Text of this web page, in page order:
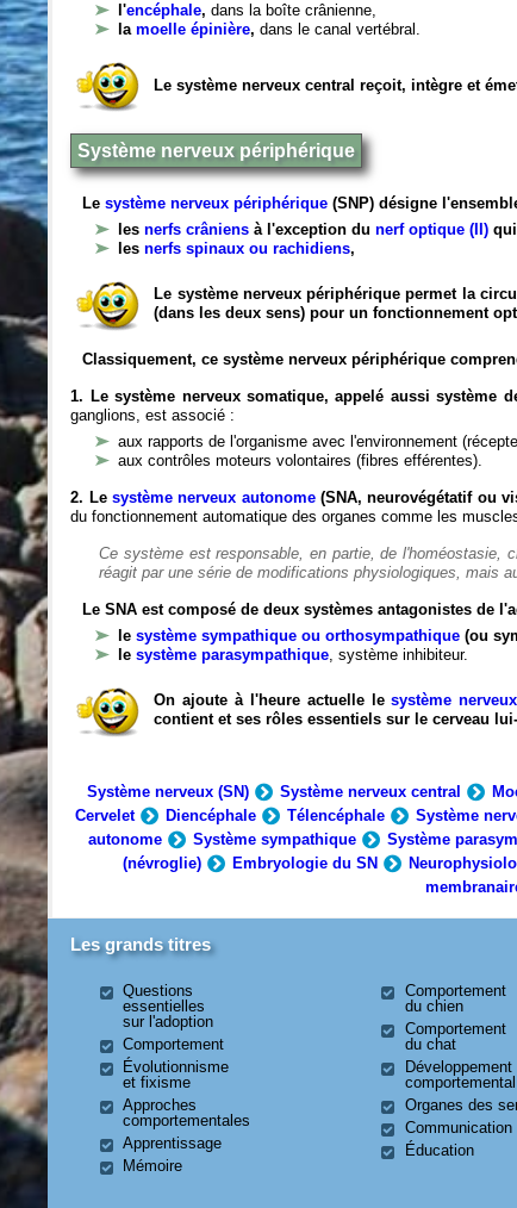
l'encéphale,dans la boîte crânienne,
lamoelle épinière,dans le canal vertébral.
Le système nerveux central reçoit, intègre et
Système nerveux périphérique
Lesystème nerveux périphérique (SNP) désigne
lesnerfs crâniens à l'exception du nerf optique (II)
lesnerfs spinaux ou rachidiens,
Le système nerveux périphérique permet la
(dans les deux sens) pour un fonctionnement
Classiquement, ce système nerveux périphérique
1. Le système nerveux somatique, appelé aussi système
ganglions, est associé :
aux rapports de l'organisme avec l'environnement
aux contrôles moteurs volontaires (fibres efférentes).
2. Le système nerveux autonome(SNA, neurovégétatif ou
du fonctionnement automatique des organes comme les
Ce système est responsable, en partie, de l'homéostasie,
réagit par une série de modifications physiologiques, mais
Le SNA est composé de deux systèmes antagonistes de
lesystème sympathique ou orthosympathique (ou
lesystème parasympathique, système inhibiteur.
On ajoute à l'heure actuelle lesystème
contient et ses rôles essentiels sur le cerveau
Système nerveux (SN) Système nerveux central
Cervelet
Diencéphale Télencéphale Système
autonome
Système sympathique Système
(névroglie)
Embryologie du SN
Les grands titres
Questions
essentielles
sur l'adoption
Comportement
Évolutionnisme
et fixisme
Approches
comportementales
Apprentissage
Mémoire
Comportement
du chien
Comportement
du chat
Développement
comportemental
Organes des
Communication
Éducation